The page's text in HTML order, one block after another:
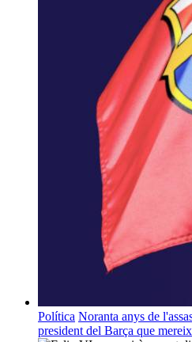
Política Noranta anys de
president del Barça que